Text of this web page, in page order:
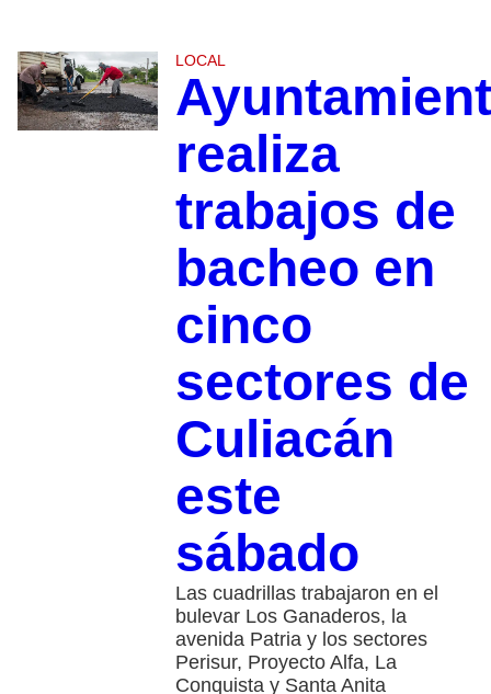
LOCAL
realiza
trabajos de
bacheo en
cinco
sectores de
Culiacán
este
sábado
Las cuadrillas trabajaron en el
bulevar Los Ganaderos, la
avenida Patria y los sectores
Perisur, Proyecto Alfa, La
Conquista y Santa Anita